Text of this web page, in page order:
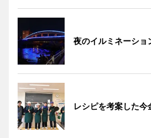
夜のイルミネーショ
レシピを考案した今